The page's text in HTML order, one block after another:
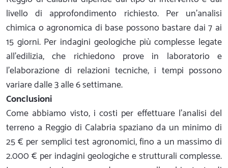
livello di approfondimento richiesto. Per un'analisi
chimica o agronomica di base possono bastare dai 7 ai
15 giorni. Per indagini geologiche più complesse legate
all'edilizia, che richiedono prove in laboratorio e
l'elaborazione di relazioni tecniche, i tempi possono
variare dalle 3 alle 6 settimane.
Conclusioni
Come abbiamo visto, i costi per effettuare l'analisi del
terreno a Reggio di Calabria spaziano da un minimo di
25 € per semplici test agronomici, fino a un massimo di
2.000 € per indagini geologiche e strutturali complesse.